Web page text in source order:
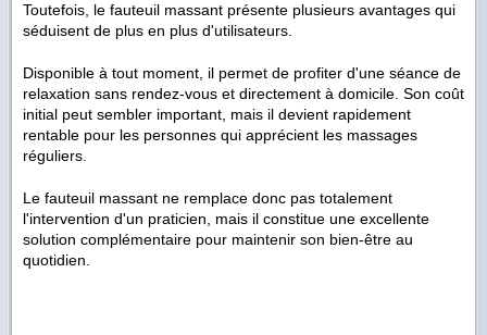
Toutefois, le fauteuil massant présente plusieurs avantages qui
séduisent de plus en plus d'utilisateurs.
Disponible à tout moment, il permet de profiter d'une séance de
relaxation sans rendez-vous et directement à domicile. Son coût
initial peut sembler important, mais il devient rapidement
rentable pour les personnes qui apprécient les massages
réguliers.
Le fauteuil massant ne remplace donc pas totalement
l'intervention d'un praticien, mais il constitue une excellente
solution complémentaire pour maintenir son bien-être au
quotidien.